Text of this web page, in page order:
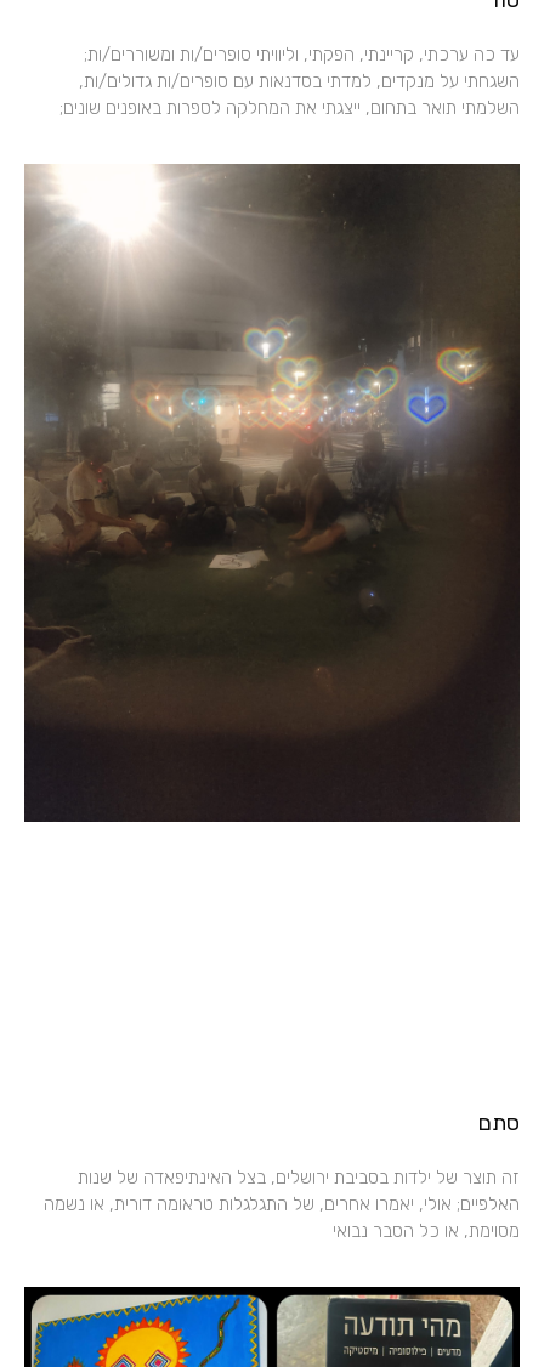
עד כה ערכתי, קריינתי, הפקתי, וליוויתי סופרים/ות ומשוררים/ות;
השגחתי על מנקדים, למדתי בסדנאות עם סופרים/ות גדולים/ות,
השלמתי תואר בתחום, ייצגתי את המחלקה לספרות באופנים שונים;
סתם
זה תוצר של ילדות בסביבת ירושלים, בצל האינתיפאדה של שנות
האלפיים; אולי, יאמרו אחרים, של התגלגלות טראומה דורית, או נשמה
מסוימת, או כל הסבר נבואי